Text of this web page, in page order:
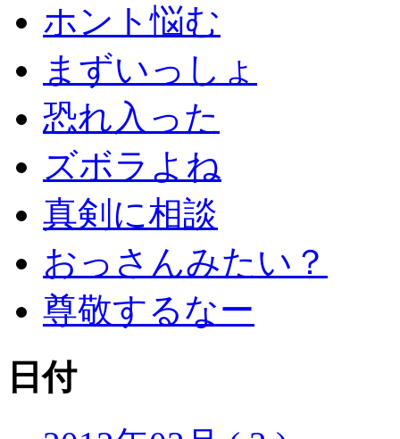
ホント悩む
まずいっしょ
恐れ入った
ズボラよね
真剣に相談
おっさんみたい？
尊敬するなー
日付